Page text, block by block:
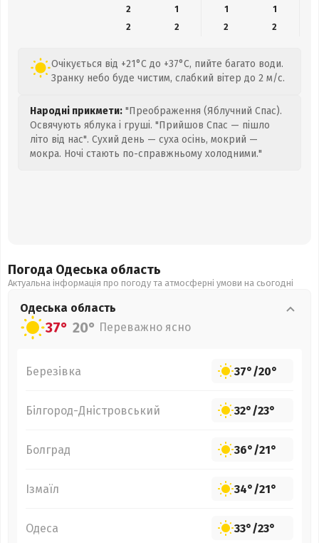
2
1 1
1
2
2 2 2
Очікується від +21°C до +37°C, пийте багато води.
Зранку небо буде чистим, слабкий вітер до 2 м/с.
Народні прикмети: "Преображення (Яблучний Спас).
Освячують яблука і груші. "Прийшов Спас — пішло
літо від нас". Сухий день — суха осінь, мокрий —
мокра. Ночі стають по-справжньому холодними."
Погода Одеська область
Актуальна інформація про погоду та атмосферні умови на сьогодні
Одеська область
37° 20° Переважно ясно
Березівка 37°/20°
Білгород-Дністровський 32°/23°
Болград 36°/21°
Ізмаїл 34°/21°
Одеса 33°/23°